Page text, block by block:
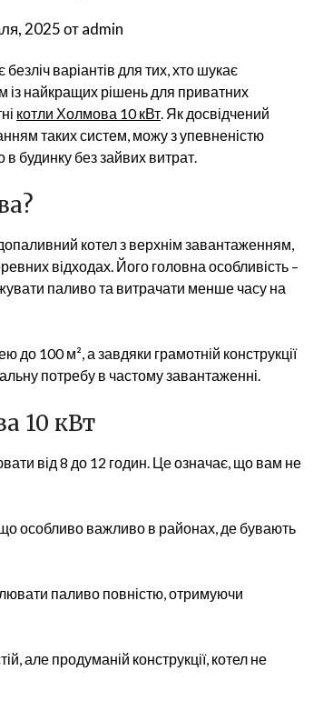
2025отadmin
варіантів для тих, хто шукає
найкращих рішень для приватних
котли Холмова 10 кВт . Як досвідчений
таких систем, можу з упевненістю
будинку без зайвих витрат.
котел з верхнім завантаженням,
відходах. Його головна особливість –
паливо та витрачати менше часу на
до 100 м², а завдяки грамотній конструкції
потребу в частому завантаженні.
10 кВт
від 8 до 12 годин. Це означає, що вам не
що особливо важливо в районах, де бувають
паливо повністю, отримуючи
але продуманій конструкції, котел не